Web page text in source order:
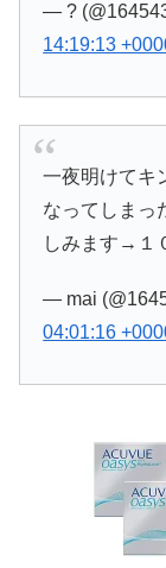
— ?
14:19:13
一夜明けてキ
なってしまっ
しみます→１
— mai
04:01:16